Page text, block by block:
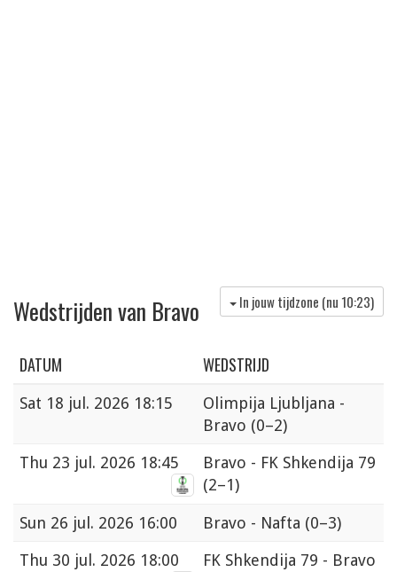
Wedstrijden van Bravo In jouw tijdzone (nu 10:23)
DATUM WEDSTRIJD
Sat 18 jul. 2026 18:15
Olimpija Ljubljana -
Bravo (0–2)
Thu 23 jul. 2026 18:45
Bravo - FK Shkendija 79
(2–1)
Sun 26 jul. 2026 16:00 Bravo - Nafta (0–3)
Thu 30 jul. 2026 18:00
FK Shkendija 79 - Bravo